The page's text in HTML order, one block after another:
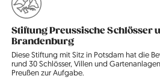
Stiftung Preussische Schlösser
Brandenburg
Diese Stiftung mit Sitz in Potsdam hat die
rund 30 Schlösser, Villen und
Preußen zur Aufgabe.